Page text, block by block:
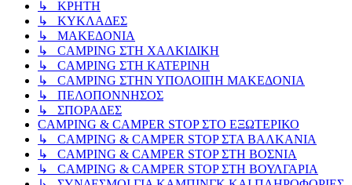
↳ ΚΡΗΤΗ
↳ ΚΥΚΛΑΔΕΣ
↳ ΜΑΚΕΔΟΝΙΑ
↳ CAMPING ΣΤΗ ΧΑΛΚΙΔΙΚΗ
↳ CAMPING ΣΤΗ ΚΑΤΕΡΙΝΗ
↳ CAMPING ΣΤΗΝ ΥΠΟΛΟΙΠΗ ΜΑΚΕΔΟΝΙΑ
↳ ΠΕΛΟΠΟΝΝΗΣΟΣ
↳ ΣΠΟΡΑΔΕΣ
CAMPING & CAMPER STOP ΣΤΟ ΕΞΩΤΕΡΙΚΟ
↳ CAMPING & CAMPER STOP ΣΤΑ ΒΑΛΚΑΝΙΑ
↳ CAMPING & CAMPER STOP ΣΤΗ ΒΟΣΝΙΑ
↳ CAMPING & CAMPER STOP ΣΤΗ ΒΟΥΛΓΑΡΙΑ